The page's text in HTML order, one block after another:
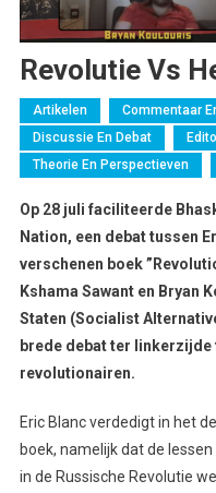
Revolutie Vs
Artikelen
Commentaar
Discussie En Debat
Theorie En Perspectieven
Op 28 juli faciliteerde
Nation, een debat tussen
verschenen boek
Kshama Sawant en Bryan
Staten (Socialist
brede debat ter
revolutionairen.
Eric Blanc verdedigt in het
boek, namelijk dat de
in de Russische Revolutie